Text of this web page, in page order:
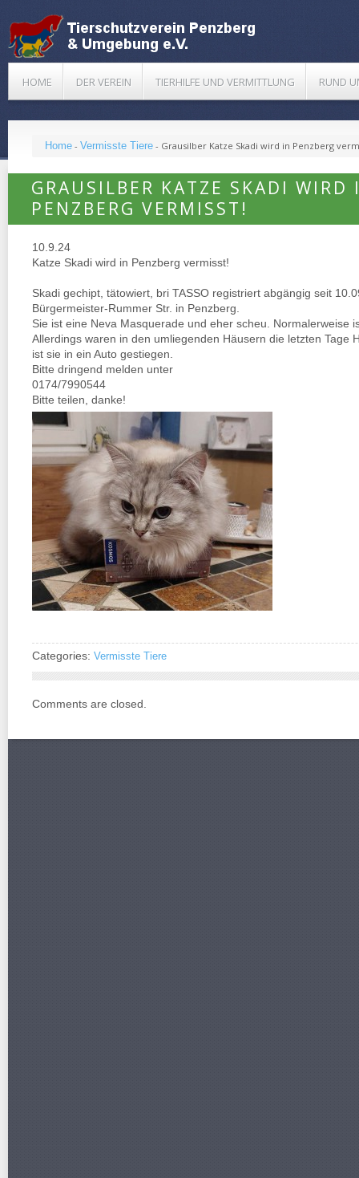
HOME DER VEREIN TIERHILFE UND VERMITTLUNG RUND
Home - Vermisste Tiere - Grausilber Katze Skadi wird in Penzberg
GRAUSILBER KATZE SKADI WIRD
PENZBERG VERMISST!
10.9.24
Katze Skadi wird in Penzberg vermisst!
Skadi gechipt, tätowiert, bri TASSO registriert abgängig seit
Bürgermeister-Rummer Str. in Penzberg.
Sie ist eine Neva Masquerade und eher scheu. Normalerweise
Allerdings waren in den umliegenden Häusern die letzten Tage
ist sie in ein Auto gestiegen.
Bitte dringend melden unter
0174/7990544
Bitte teilen, danke!
Categories: Vermisste Tiere
Comments are closed.